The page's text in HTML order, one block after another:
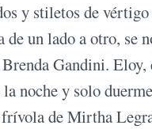
y stiletos de
de un lado a otro, se
Gandini.
noche y solo
frívola de Mirtha